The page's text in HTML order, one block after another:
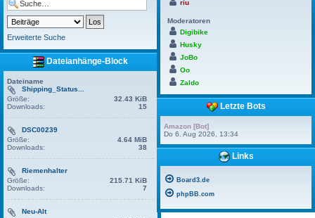
Erweiterte Suche
Dateianhänge-Block
Dateiname
Shipping_Status...
Größe:
32.43 KiB
Downloads:
15
DSC00239
Größe:
4.64 MiB
Downloads:
38
Riemenhalter
Größe:
215.71 KiB
Downloads:
7
Neu-Alt
riu
Moderatoren
Digibike
Husky
JoBo
Oo
Zaldo
Letzte Bots
Amazon [Bot]
Do 6. Aug 2026, 13:34
Links
Board3.de
phpBB.com